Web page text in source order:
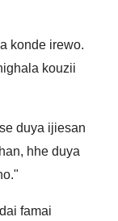
konde irewo.
kouzii
duya ijiesan
hhe duya
famai